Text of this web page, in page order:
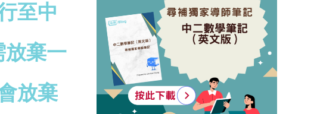
至中
放棄一
放棄